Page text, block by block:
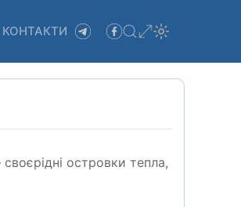
КОНТАКТИ
островки тепла,